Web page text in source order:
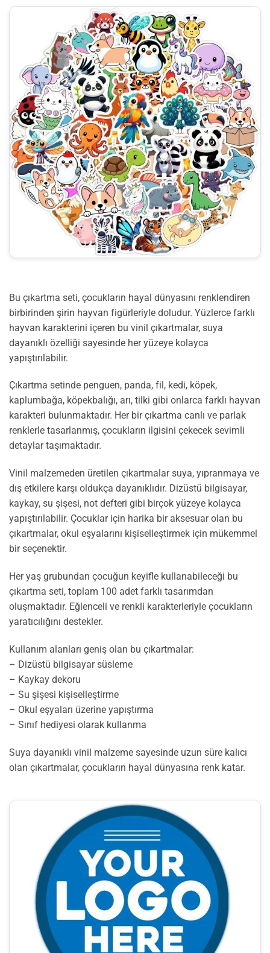
Bu çıkartma seti, çocukların hayal dünyasını renklendiren
birbirinden şirin hayvan figürleriyle doludur. Yüzlerce farklı
hayvan karakterini içeren bu vinil çıkartmalar, suya
dayanıklı özelliği sayesinde her yüzeye kolayca
yapıştırılabilir.
Çıkartma setinde penguen, panda, fil, kedi, köpek,
kaplumbağa, köpekbalığı, arı, tilki gibi onlarca farklı hayvan
karakteri bulunmaktadır. Her bir çıkartma canlı ve parlak
renklerle tasarlanmış, çocukların ilgisini çekecek sevimli
detaylar taşımaktadır.
Vinil malzemeden üretilen çıkartmalar suya, yıpranmaya ve
dış etkilere karşı oldukça dayanıklıdır. Dizüstü bilgisayar,
kaykay, su şişesi, not defteri gibi birçok yüzeye kolayca
yapıştırılabilir. Çocuklar için harika bir aksesuar olan bu
çıkartmalar, okul eşyalarını kişiselleştirmek için mükemmel
bir seçenektir.
Her yaş grubundan çocuğun keyifle kullanabileceği bu
çıkartma seti, toplam 100 adet farklı tasarımdan
oluşmaktadır. Eğlenceli ve renkli karakterleriyle çocukların
yaratıcılığını destekler.
Kullanım alanları geniş olan bu çıkartmalar:
– Dizüstü bilgisayar süsleme
– Kaykay dekoru
– Su şişesi kişiselleştirme
– Okul eşyaları üzerine yapıştırma
– Sınıf hediyesi olarak kullanma
Suya dayanıklı vinil malzeme sayesinde uzun süre kalıcı
olan çıkartmalar, çocukların hayal dünyasına renk katar.